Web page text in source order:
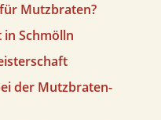
Mutzbraten?
Schmölln
der Mutzbraten-